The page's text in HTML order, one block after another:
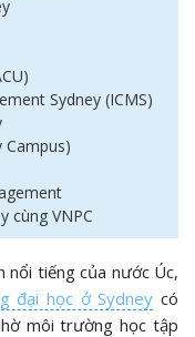
Sydney (ICMS)
Campus)
cùng VNPC
nổi tiếng của nước Úc,
đại học ở Sydney có
môi trường học tập